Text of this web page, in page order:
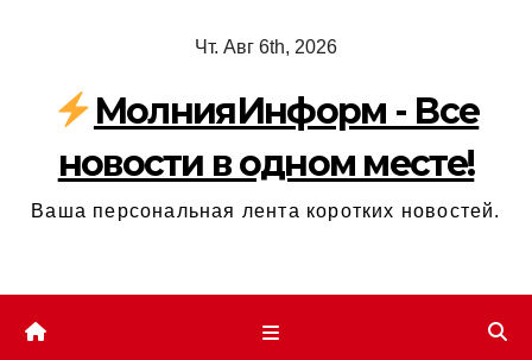
содержимому
Чт. Авг 6th, 2026
МолнияИнформ - Все
новости в одном месте!
Ваша персональная лента коротких новостей.